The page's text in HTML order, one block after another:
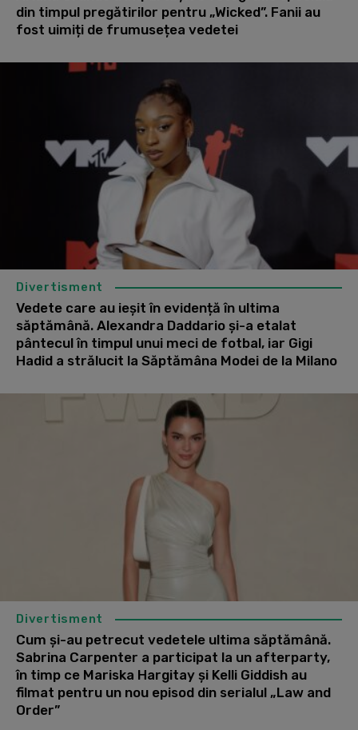
din timpul pregătirilor pentru „Wicked”. Fanii au
fost uimiți de frumusețea vedetei
Divertisment
Vedete care au ieșit în evidență în ultima
săptămână. Alexandra Daddario și-a etalat
pântecul în timpul unui meci de fotbal, iar Gigi
Hadid a strălucit la Săptămâna Modei de la Milano
Divertisment
Cum și-au petrecut vedetele ultima săptămână.
Sabrina Carpenter a participat la un afterparty,
în timp ce Mariska Hargitay și Kelli Giddish au
filmat pentru un nou episod din serialul „Law and
Order”